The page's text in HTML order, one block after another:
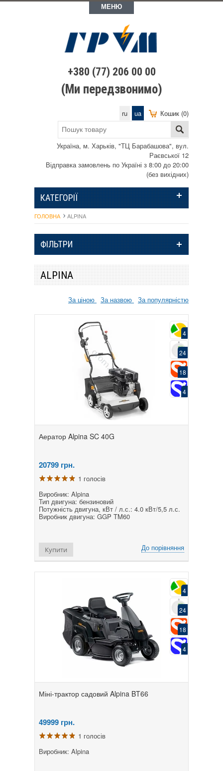
МЕНЮ
+380 (77) 206 00 00
(Ми передзвонимо)
Кошик (0)
ru ua
Україна, м. Харьків, "ТЦ Барабашова", вул.
Раєвської 12
Відправка замовлень по Україні з 8:00 до 20:00
(без вихідних)
КАТЕГОРІЇ
ГОЛОВНА ALPINA
ФІЛЬТРИ
ALPINA
За ціною За назвою За популярністю
4
24
18
4
Аератор Alpina SC 40G
20799 грн.
1 голосів
Виробник: Alpina
Тип двигуна: бензиновий
Потужність двигуна, кВт / л.с.: 4.0 кВт/5,5 л.с.
Виробник двигуна: GGP TM60
До порівняння
Купити
4
24
18
4
Міні-трактор садовий Alpina BT66
49999 грн.
1 голосів
Виробник: Alpina